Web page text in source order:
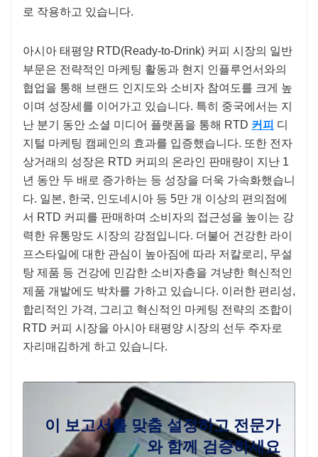
로 작용하고 있습니다.
아시아 태평양 RTD(Ready-to-Drink) 커피 시장의 일반
부문은 전략적인 마케팅 활동과 현지 인플루언서와의
협업을 통해 브랜드 인지도와 소비자 참여도를 크게 높
이며 성장세를 이어가고 있습니다. 특히 중국에서는 지
난 분기 동안 소셜 미디어 플랫폼을 통해 RTD 커피 디
지털 마케팅 캠페인의 효과를 입증했습니다. 또한 전자
상거래의 성장은 RTD 커피의 온라인 판매량이 지난 1
년 동안 두 배로 증가하는 등 성장을 더욱 가속화했습니
다. 일본, 한국, 인도네시아 등 5만 개 이상의 편의점에
서 RTD 커피를 판매하며 소비자의 접근성을 높이는 강
력한 유통망도 시장의 강점입니다. 더불어 건강한 라이
프스타일에 대한 관심이 높아짐에 따라 저칼로리, 무설
탕 제품 등 건강에 민감한 소비자층을 겨냥한 혁신적인
제품 개발에도 박차를 가하고 있습니다. 이러한 편리성,
합리적인 가격, 그리고 혁신적인 마케팅 전략의 조합이
RTD 커피 시장을 아시아 태평양 시장의 선두 주자로
자리매김하게 하고 있습니다.
이 보고서를 맞춤 설정하고 전문가
와 함께 검증하세요